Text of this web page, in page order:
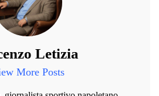
Letizia
More Posts